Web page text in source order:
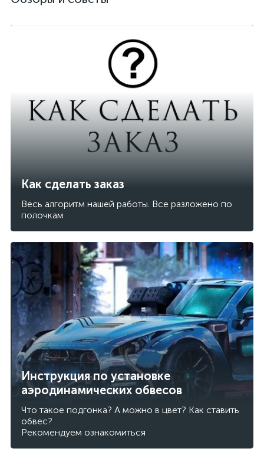
Как сделать заказ
Весь алгоритм нашей работы. Все разложено по
полочкам
Инструкция по установке
аэродинамических обвесов
Что такое подгонка? А можно в цвет? Как ставить
обвес?
Рекомендуем ознакомиться